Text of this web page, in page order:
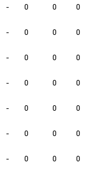
- 0 0 0
- 0 0 0
- 0 0 0
- 0 0 0
- 0 0 0
- 0 0 0
- 0 0 0